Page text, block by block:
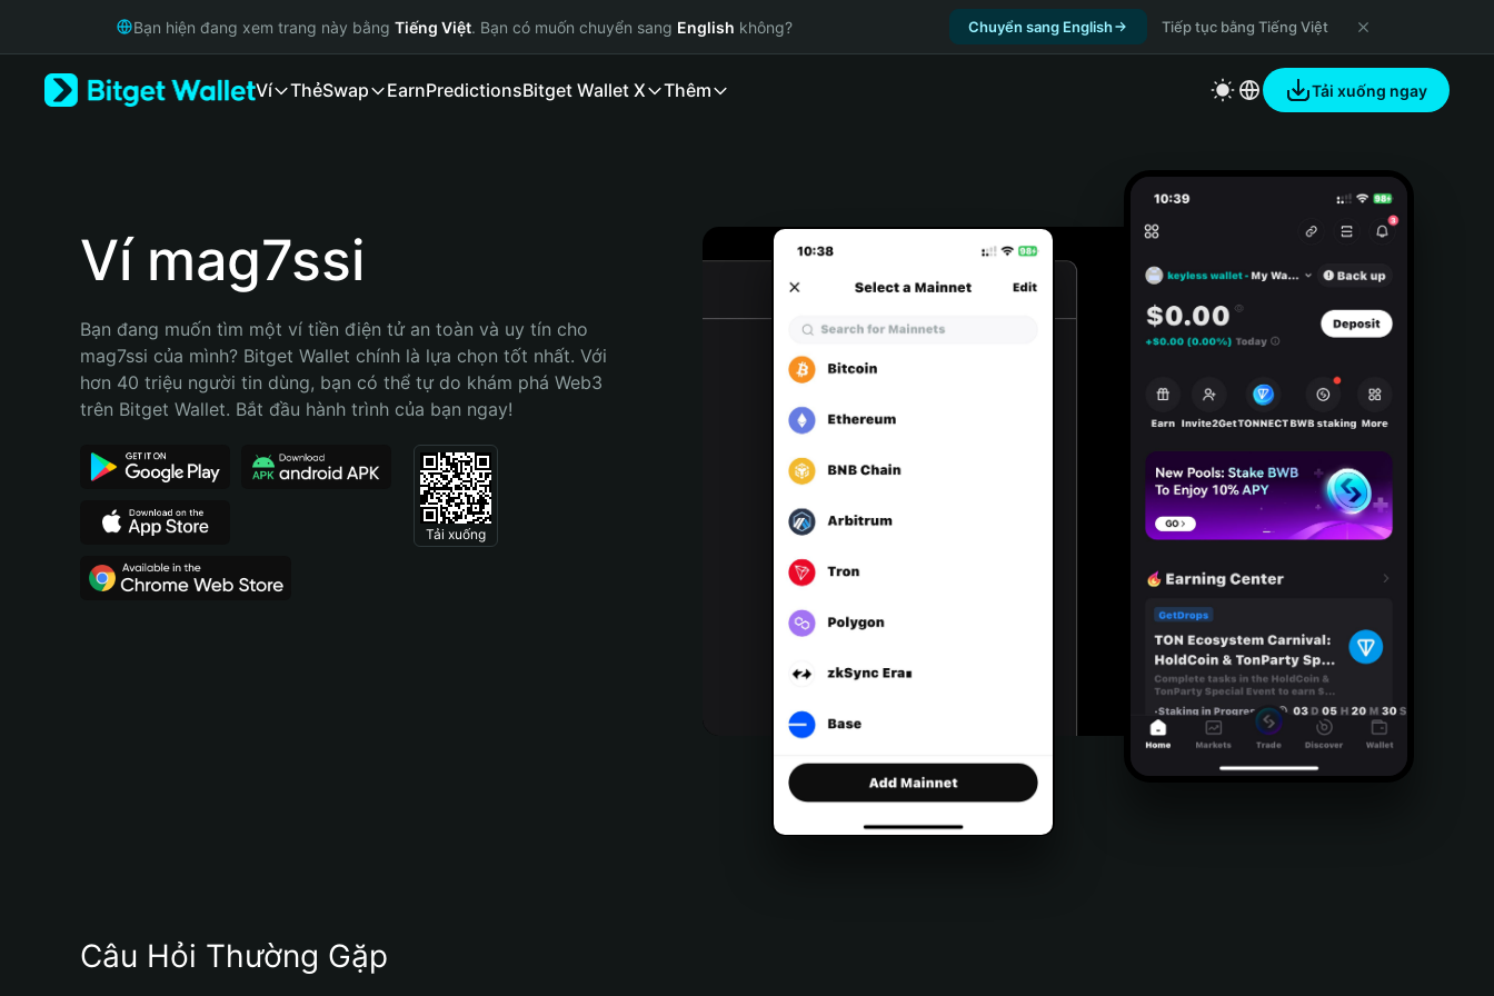
Русский
Bahasa Indonesia
Português (Brasil)
Bạn hiện đang xem trang này bằng Tiếng Việt. Bạn có muốn chuyển sang English không? Chuyển sang English Tiếp tục bằng Tiếng Việt
Ví ThẻSwap EarnPredictionsBitget Wallet X Thêm Tải xuống ngay
Ví mag7ssi
Bạn đang muốn tìm một ví tiền điện tử an toàn và uy tín cho
mag7ssi của mình? Bitget Wallet chính là lựa chọn tốt nhất. Với
hơn 40 triệu người tin dùng, bạn có thể tự do khám phá Web3
trên Bitget Wallet. Bắt đầu hành trình của bạn ngay!
Tải xuống
Câu Hỏi Thường Gặp